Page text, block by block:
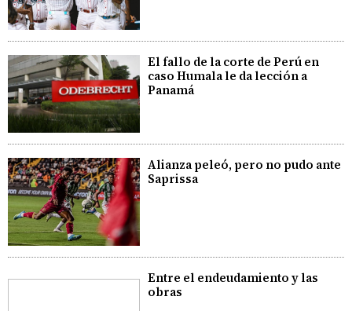
El fallo de la corte de Perú en
caso Humala le da lección a
Panamá
Alianza peleó, pero no pudo ante
Saprissa
Entre el endeudamiento y las
obras